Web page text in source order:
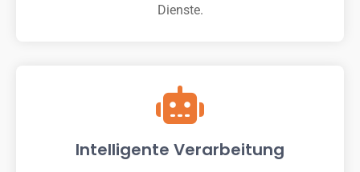
Dienste.
Intelligente Verarbeitung